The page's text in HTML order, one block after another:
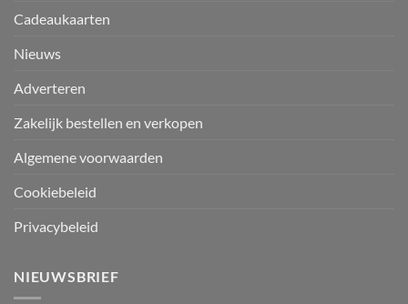
Cadeaukaarten
Nieuws
Adverteren
Zakelijk bestellen en verkopen
Algemene voorwaarden
Cookiebeleid
Privacybeleid
NIEUWSBRIEF